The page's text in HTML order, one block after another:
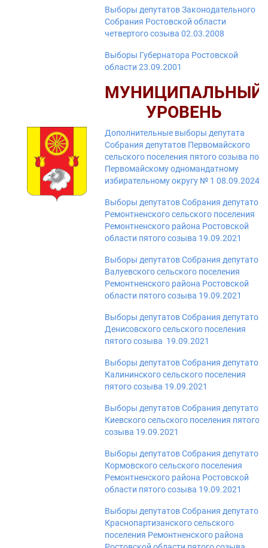
Выборы депутатов Законодательного
Собрания Ростовской области
четвертого созыва 02.03.2008
Выборы Губернатора Ростовской
области 23.09.2001
МУНИЦИПАЛЬНЫЙ
УРОВЕНЬ
Дополнительные выборы депутата
Собрания депутатов Первомайского
сельского поселения пятого созыва по
Первомайскому одномандатному
избирательному округу № 1 08.09.2024
Выборы депутатов Собрания депутатов
Ремонтненского сельского поселения
Ремонтненского района Ростовской
области пятого созыва 19.09.2021
Выборы депутатов Собрания депутатов
Валуевского сельского поселения
Ремонтненского района Ростовской
области пятого созыва 19.09.2021
Выборы депутатов Собрания депутатов
Денисовского сельского поселения
пятого созыва 19.09.2021
Выборы депутатов Собрания депутатов
Калининского сельского поселения
пятого созыва 19.09.2021
Выборы депутатов Собрания депутатов
Киевского сельского поселения пятого
созыва 19.09.2021
Выборы депутатов Собрания депутатов
Кормовского сельского поселения
Ремонтненского района Ростовской
области пятого созыва 19.09.2021
Выборы депутатов Собрания депутатов
Краснопартизанского сельского
поселения Ремонтненского района